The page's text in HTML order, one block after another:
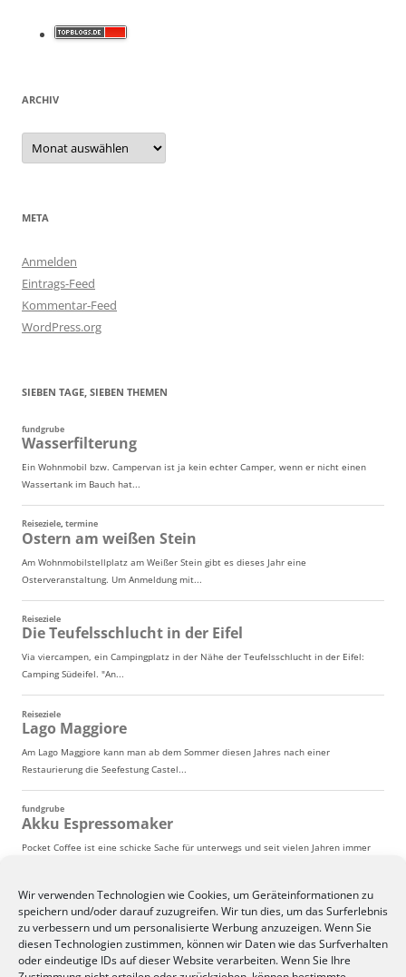
Wir verwenden Technologien wie Cookies, um Geräteinformationen zu
speichern und/oder darauf zuzugreifen. Wir tun dies, um das Surferlebnis
zu verbessern und um personalisierte Werbung anzuzeigen. Wenn Sie
diesen Technologien zustimmen, können wir Daten wie das Surfverhalten
oder eindeutige IDs auf dieser Website verarbeiten. Wenn Sie Ihre
ARCHIV
Archiv
META
Anmelden
Eintrags-Feed
Kommentar-Feed
WordPress.org
SIEBEN TAGE, SIEBEN THEMEN